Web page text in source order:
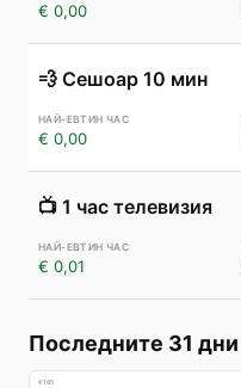
€ 0,00
💨 Сешоар 10 мин
€ 0,00
📺 1 час телевизия
€ 0,01
Последните 31 дни
€185